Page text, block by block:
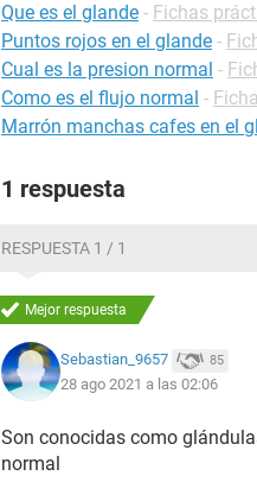
Que es el glande - Fichas
Puntos rojos en el glande -
Cual es la presion normal -
Como es el flujo normal -
Marrón manchas cafes en el
1 respuesta
RESPUESTA 1 / 1
Mejor respuesta
Sebastian_9657 85
28 ago 2021 a las 02:06
Son conocidas como
normal